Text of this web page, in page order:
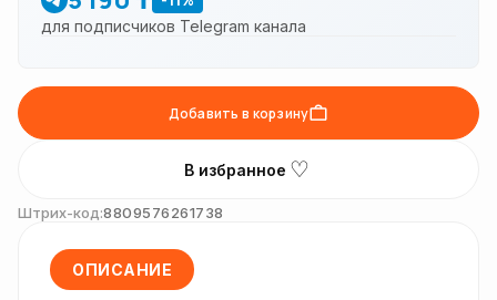
для подписчиков Telegram канала
Добавить в корзину
В избранное ♡
Штрих-код:8809576261738
ОПИСАНИЕ